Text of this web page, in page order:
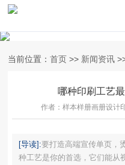
当前位置： 首页 >> 新闻资讯
哪种印刷工艺
作者：样本样册画册设计
[导读]:要打造高端宣传单页，‌
种工艺是你的首选，它们能从